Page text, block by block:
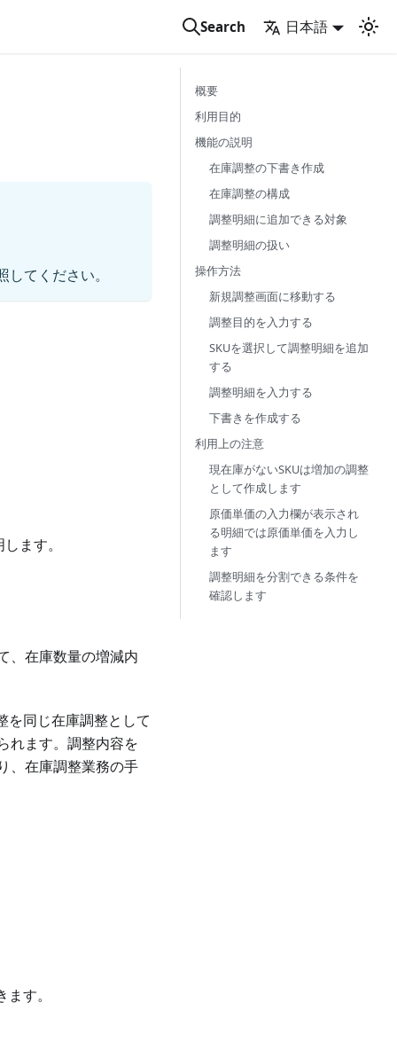
Search 日本語
てください。
ます。
、在庫数量の増減内
を同じ在庫調整として
れます。調整内容を
、在庫調整業務の手
す。
概要
利用目的
機能の説明
在庫調整の下書き作成
在庫調整の構成
調整明細に追加できる対象
調整明細の扱い
操作方法
新規調整画面に移動する
調整目的を入力する
SKUを選択して調整明細を追加
する
調整明細を入力する
下書きを作成する
利用上の注意
現在庫がないSKUは増加の調整
として作成します
原価単価の入力欄が表示され
る明細では原価単価を入力し
ます
調整明細を分割できる条件を
確認します